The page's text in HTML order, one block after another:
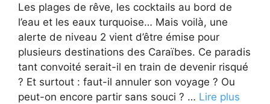
Les plages de rêve, les cocktails au bord de
l’eau et les eaux turquoise… Mais voilà, une
alerte de niveau 2 vient d’être émise pour
plusieurs destinations des Caraïbes. Ce paradis
tant convoité serait-il en train de devenir risqué
? Et surtout : faut-il annuler son voyage ? Ou
peut-on encore partir sans souci ? … Lire plus